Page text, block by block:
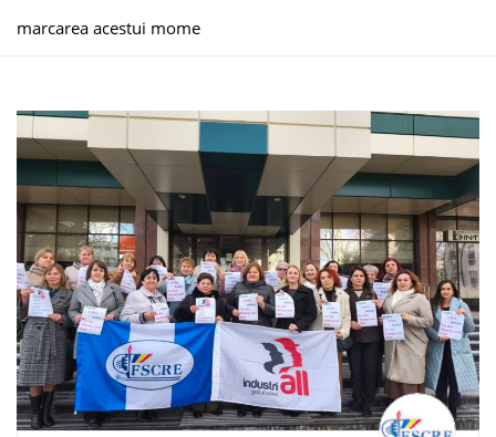
marcarea acestui mome